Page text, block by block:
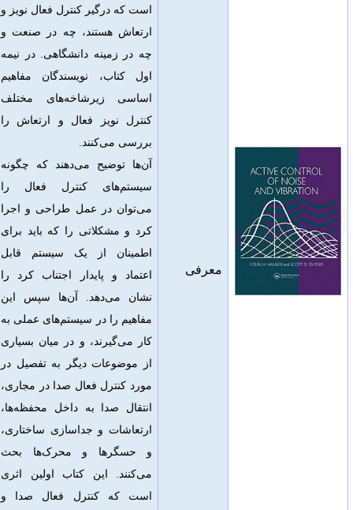
معرفی
استکه درگیر کنترل فعال نویز و
ارتعاش هستند، چه در صنعت و
چه در زمینه دانشگاهی.در نیمه
اول کتاب، نویسندگان مفاهیم
اساسی زیرشاخه‌های مختلف
کنترل نویز فعال و ارتعاش را
بررسی می‌کنند.
آن‌ها توضیح می‌دهند که چگونه
سیستم‌های کنترل فعال را
می‌توان در عمل طراحی و اجرا
کرد و مشکلاتی را که باید برای
اطمینان از یک سیستم قابل
اعتماد و پایدار اجتناب کرد را
نشان می‌دهد.آن‌ها سپس این
مفاهیم را در سیستم‌های عملی به
کار می‌گیرند، و در میان بسیاری
از موضوعات دیگر به تفصیل در
مورد کنترل فعال صدا در مجاری،
انتقال صدا به داخل محفظه‌ها،
ارتعاشات و جداسازی ساختاری،
و حسگرها و محرک‌ها بحث
می‌کنند.این کتاب اولین اثری
است که کنترل فعال صدا و